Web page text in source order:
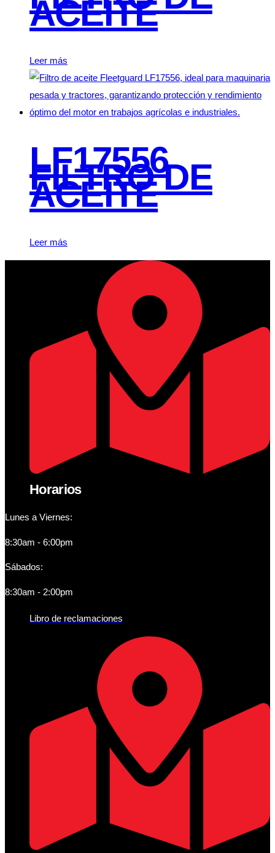
ACEITE
Leer más
LF17556
FILTRO DE
ACEITE
Leer más
Horarios
Lunes a Viernes:
8:30am - 6:00pm
Sábados:
8:30am - 2:00pm
Libro de reclamaciones